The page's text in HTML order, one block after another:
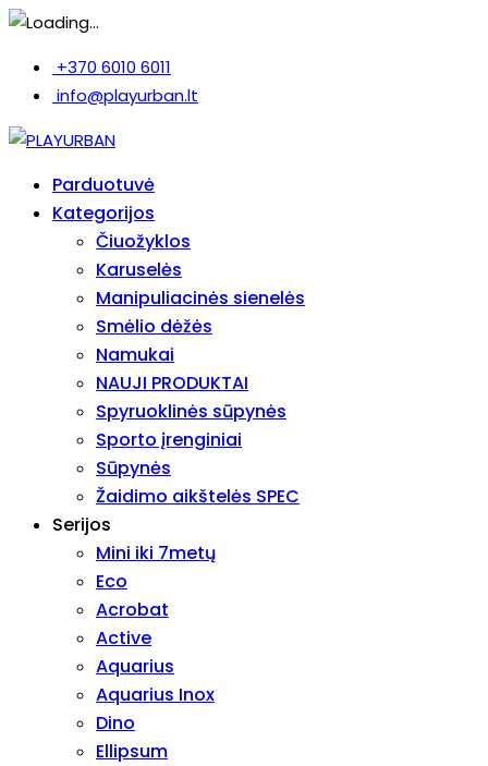
+370 6010 6011
info@playurban.lt
Parduotuvė
Kategorijos
Čiuožyklos
Karuselės
Manipuliacinės sienelės
Smėlio dėžės
Namukai
NAUJI PRODUKTAI
Spyruoklinės sūpynės
Sporto įrenginiai
Sūpynės
Žaidimo aikštelės SPEC
Serijos
Mini iki 7metų
Eco
Acrobat
Active
Aquarius
Aquarius Inox
Dino
Ellipsum